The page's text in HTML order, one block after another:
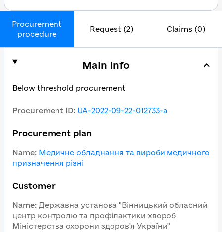
Procurement
procedure
Request (2) Claims (0)
Main info
Below threshold procurement
Procurement ID: UA-2022-09-22-012733-a
Procurement plan
Name: Медичне обладнання та вироби медичного
призначення різні
Customer
Name: Державна установа "Вінницький обласний
центр контролю та профілактики хвороб
Міністерства охорони здоров'я України"